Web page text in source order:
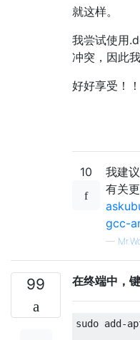
就这样。
我尝试使用
冲突，因此
好好享受！！
10
我建
有关
gcc-
—
99 在终端中，
sudo add-